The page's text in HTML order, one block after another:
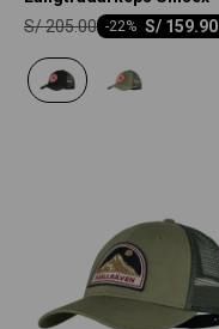
S/ 159.90
-22
S/205.00